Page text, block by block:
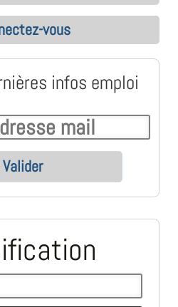
vous
infos emploi
Valider